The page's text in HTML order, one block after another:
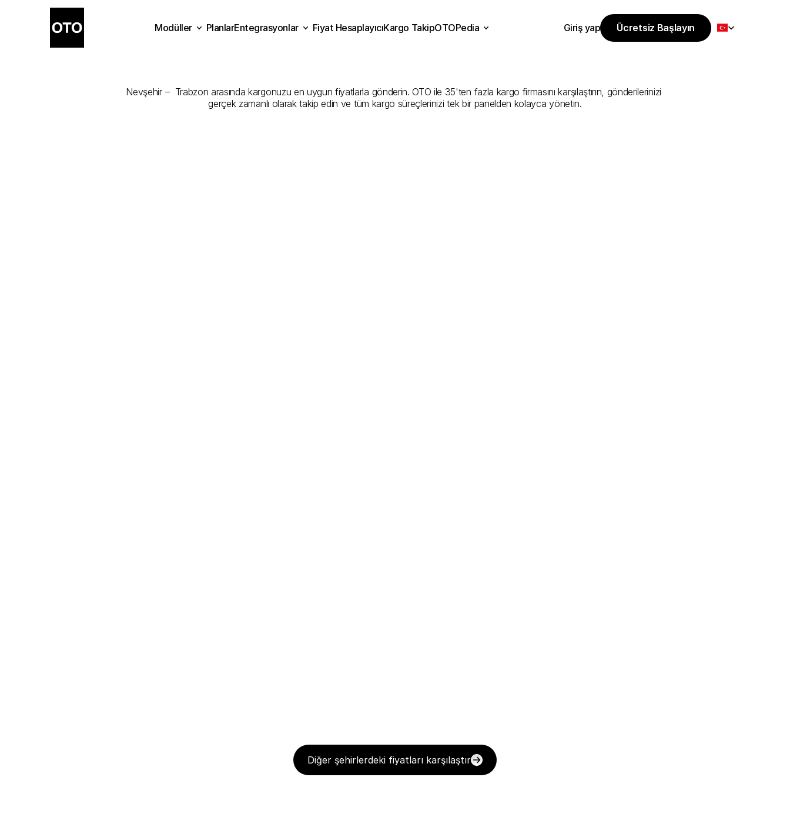
Sunan
Nevşehir –  Trabzon arasında kargonuzu en uygun fiyatlarla gönderin. OTO ile 35'ten fazla kargo firmasını karşılaştırın, gönderilerinizi
gerçek zamanlı olarak takip edin ve tüm kargo süreçlerinizi tek bir panelden kolayca yönetin.
Diğer şehirlerdeki fiyatları karşılaştır
Modüller
PlanlarEntegrasyonlar
Fiyat HesaplayıcıKargo TakipOTOPedia
Giriş yap
Ücretsiz Başlayın
Ücretsiz Başlayın